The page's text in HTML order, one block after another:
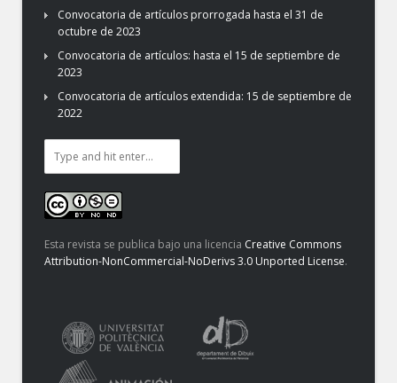
Convocatoria de artículos prorrogada hasta el 31 de
octubre de 2023
Convocatoria de artículos: hasta el 15 de septiembre de
2023
Convocatoria de artículos extendida: 15 de septiembre de
2022
Esta revista se publica bajo una licencia Creative Commons
Attribution-NonCommercial-NoDerivs 3.0 Unported License.